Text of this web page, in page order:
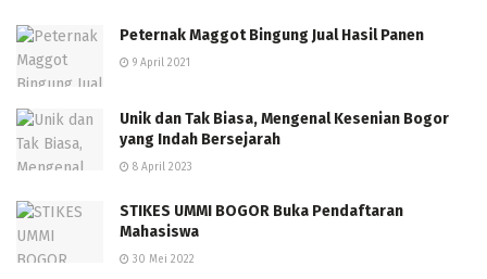
Peternak Maggot Bingung Jual Hasil Panen
9 April 2021
Unik dan Tak Biasa, Mengenal Kesenian Bogor
yang Indah Bersejarah
8 April 2023
STIKES UMMI BOGOR Buka Pendaftaran
Mahasiswa
30 Mei 2022